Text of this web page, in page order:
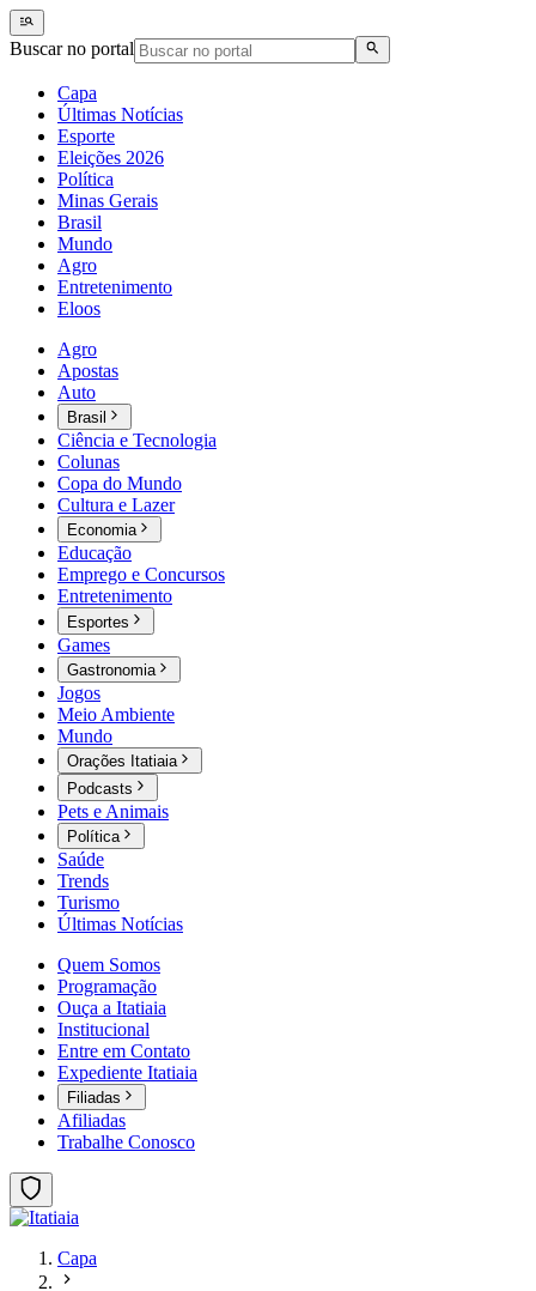
Buscar no portal
Capa
Últimas Notícias
Esporte
Eleições 2026
Política
Minas Gerais
Brasil
Mundo
Agro
Entretenimento
Eloos
Agro
Apostas
Auto
Brasil
Ciência e Tecnologia
Colunas
Copa do Mundo
Cultura e Lazer
Economia
Educação
Emprego e Concursos
Entretenimento
Esportes
Games
Gastronomia
Jogos
Meio Ambiente
Mundo
Orações Itatiaia
Podcasts
Pets e Animais
Política
Saúde
Trends
Turismo
Últimas Notícias
Quem Somos
Programação
Ouça a Itatiaia
Institucional
Entre em Contato
Expediente Itatiaia
Filiadas
Afiliadas
Trabalhe Conosco
Capa